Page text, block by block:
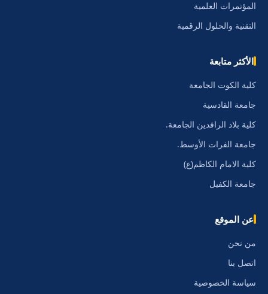
المؤتمرات العلمية
التقنية والحلول الرقمية
الأكثر متابعة
كلية الكوت الجامعة
جامعة القادسية
كلية بلاد الرافدين الجامعة.
جامعة الفرات الأوسط.
كلية الامام الكاظم(ع)
جامعة الكفيل
عن الموقع
من نحن
اتصل بنا
سياسة الخصوصية